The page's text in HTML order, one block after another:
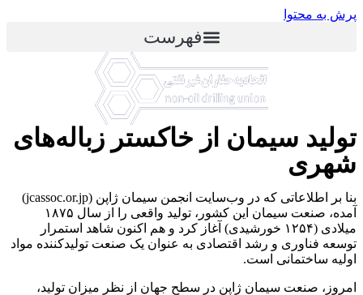
پرش به محتوا
فهرست
تولید سیمان از خاکستر زباله‌های
شهری
بنا بر اطلاعاتی که در وب‌سایت انجمن سیمان ژاپن (jcassoc.or.jp)
آمده، صنعت سیمان این کشور، تولید واقعی را از سال ۱۸۷۵
میلادی (۱۲۵۴ خورشیدی) آغاز کرد و هم اکنون شاهد استمرار
توسعه فناوری و رشد اقتصادی به عنوان یک صنعت تولیدکننده مواد
اولیه ساختمانی است.
امروز، صنعت سیمان ژاپن در سطح جهان از نظر میزان تولید،